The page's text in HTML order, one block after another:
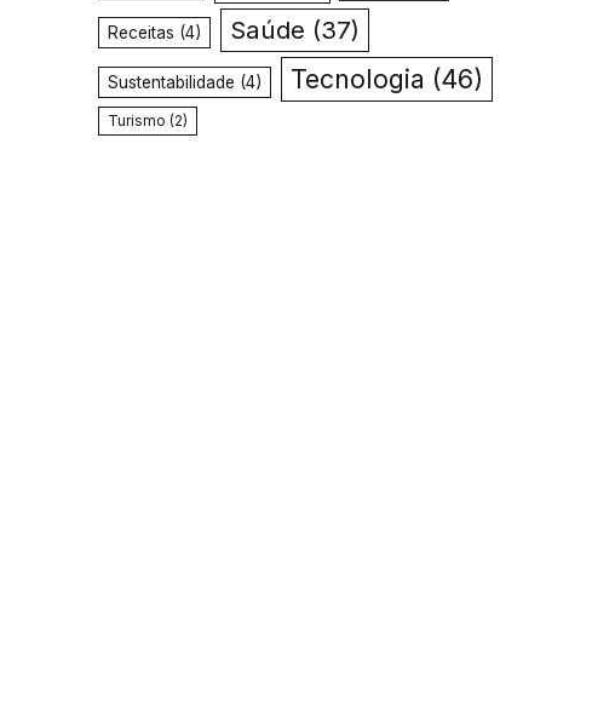
Receitas (4) Saúde (37)
Sustentabilidade (4) Tecnologia (46)
Turismo (2)